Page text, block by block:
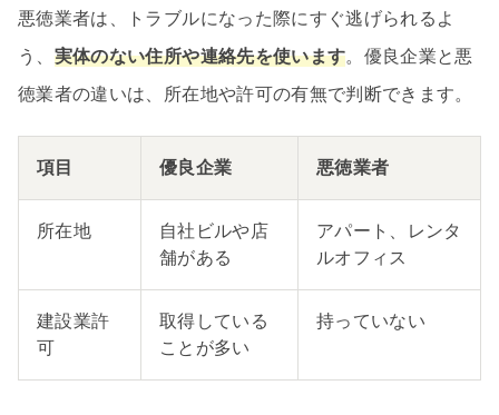
悪徳業者は、トラブルになった際にすぐ逃げられるよ
う、 実体のない住所や連絡先を使います。優良企業と悪
徳業者の違いは、所在地や許可の有無で判断できます。
項目 優良企業 悪徳業者
所在地
自社ビルや店
舗がある
アパート、レンタ
ルオフィス
建設業許
可
取得している
ことが多い
持っていない